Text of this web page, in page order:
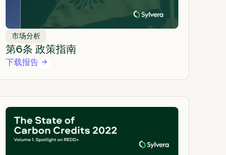
市场分析
第6条 政策指南
下载报告